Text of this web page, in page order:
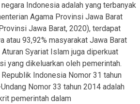
Indonesia adalah yang terbanyak
Agama Provinsi Jawa Barat
Jawa Barat, 2020), terdapat
atau 93,92% masyarakat Jawa Barat
Syariat Islam juga diperkuat
yang dikeluarkan oleh pemerintah.
Indonesia Nomor 31 tahun
Nomor 33 tahun 2014 adalah
pemerintah dalam